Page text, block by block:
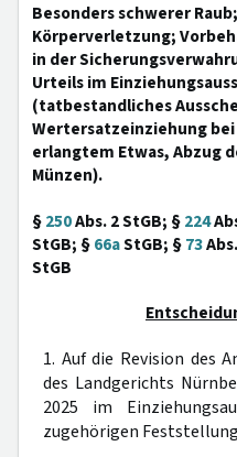
Besonders schwerer
Körperverletzung;
in der
Urteils im
(tatbestandliches
Wertersatzeinziehung
erlangtem Etwas, Abzug
Münzen).
§250Abs. 2 StGB; §224
StGB; §66aStGB; §73
StGB
1. Auf die Revision des
des Landgerichts
2025 im
zugehörigen